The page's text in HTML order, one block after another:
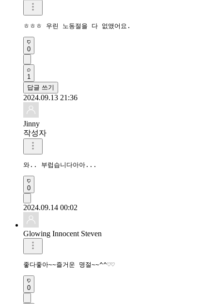
ㅎㅎㅎ 우린 노동절을 다 없앴어요.
0
1
답글 쓰기
2024.09.13 21:36
Jinny
작성자
와.. 부럽습니다아아...
0
2024.09.14 00:02
Glowing Innocent Steven
좋다좋아~~즐거운 명절~~^^♡♡
0